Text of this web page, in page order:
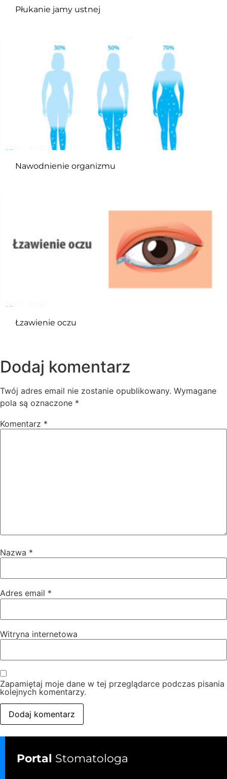
Płukanie jamy ustnej
Nawodnienie organizmu
Łzawienie oczu
Dodaj komentarz
Twój adres email nie zostanie opublikowany. Wymagane
pola są oznaczone *
Komentarz *
Nazwa *
Adres email *
Witryna internetowa
Zapamiętaj moje dane w tej przeglądarce podczas pisania
kolejnych komentarzy.
Portal Stomatologa